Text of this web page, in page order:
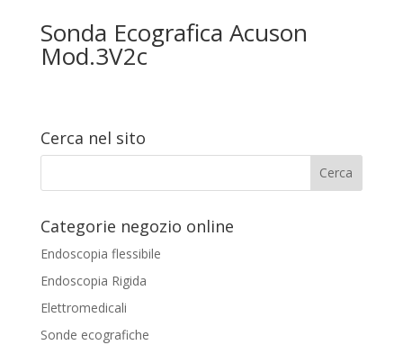
Sonda Ecografica Acuson
Mod.3V2c
Cerca nel sito
Categorie negozio online
Endoscopia flessibile
Endoscopia Rigida
Elettromedicali
Sonde ecografiche